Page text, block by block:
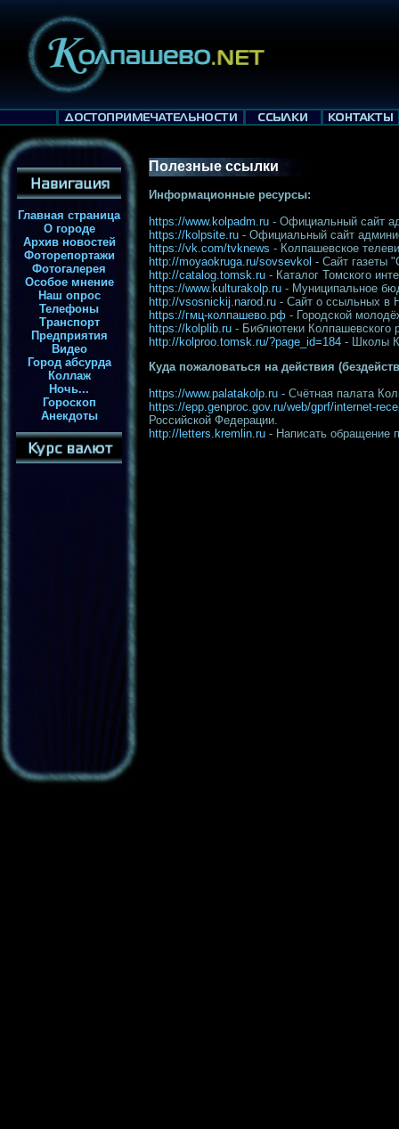
Главная страница
О городе
Архив новостей
Фоторепортажи
Фотогалерея
Особое мнение
Наш опрос
Телефоны
Транспорт
Предприятия
Видео
Город абсурда
Коллаж
Ночь...
Гороскоп
Анекдоты
Полезные ссылки
Информационные ресурсы:
https://www.kolpadm.ru - Официальный сайт
https://kolpsite.ru - Официальный сайт
https://vk.com/tvknews - Колпашевское
http://moyaokruga.ru/sovsevkol - Сайт газеты
http://catalog.tomsk.ru - Каталог Томского
https://www.kulturakolp.ru - Муниципальное
http://vsosnickij.narod.ru - Сайт о ссыльных в
https://гмц-колпашево.рф - Городской
https://kolplib.ru - Библиотеки Колпашевского
http://kolproo.tomsk.ru/?page_id=184 - Школы
Куда пожаловаться на действия
https://www.palatakolp.ru - Счётная палата
https://epp.genproc.gov.ru/web/gprf/internet-
Российской Федерации.
http://letters.kremlin.ru - Написать обращение